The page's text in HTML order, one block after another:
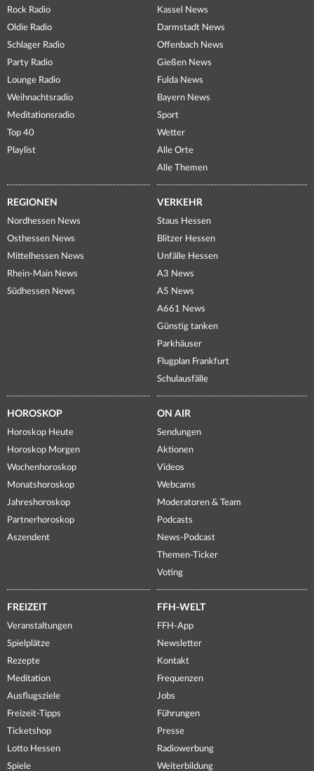
Rock Radio
Oldie Radio
Schlager Radio
Party Radio
Lounge Radio
Weihnachtsradio
Meditationsradio
Top 40
Playlist
Kassel News
Darmstadt News
Offenbach News
Gießen News
Fulda News
Bayern News
Sport
Wetter
Alle Orte
Alle Themen
REGIONEN
Nordhessen News
Osthessen News
Mittelhessen News
Rhein-Main News
Südhessen News
VERKEHR
Staus Hessen
Blitzer Hessen
Unfälle Hessen
A3 News
A5 News
A661 News
Günstig tanken
Parkhäuser
Flugplan Frankfurt
Schulausfälle
HOROSKOP
Horoskop Heute
Horoskop Morgen
Wochenhoroskop
Monatshoroskop
Jahreshoroskop
Partnerhoroskop
Aszendent
ON AIR
Sendungen
Aktionen
Videos
Webcams
Moderatoren & Team
Podcasts
News-Podcast
Themen-Ticker
Voting
FREIZEIT
Veranstaltungen
Spielplätze
Rezepte
Meditation
Ausflugsziele
Freizeit-Tipps
Ticketshop
Lotto Hessen
Spiele
FFH-WELT
FFH-App
Newsletter
Kontakt
Frequenzen
Jobs
Führungen
Presse
Radiowerbung
Weiterbildung